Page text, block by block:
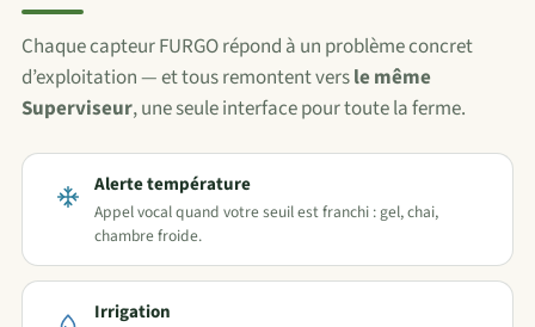
Chaque capteur FURGO répond à un problème concret
d’exploitation — et tous remontent versle même
Superviseur, une seule interface pour toute la ferme.
Alerte température
Appel vocal quand votre seuil est franchi : gel, chai,
chambre froide.
Irrigation